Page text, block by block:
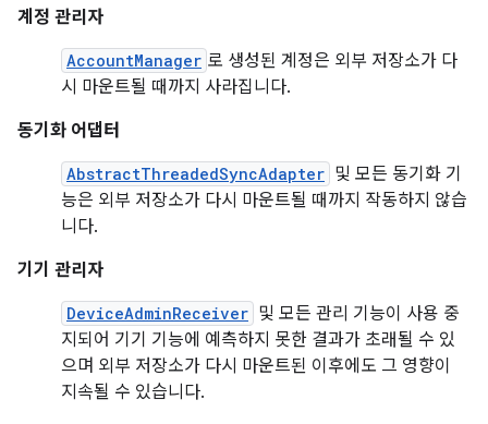
계정 관리자
AccountManager 로 생성된 계정은 외부 저장소가 다
시 마운트될 때까지 사라집니다.
동기화 어댑터
AbstractThreadedSyncAdapter 및 모든 동기화 기
능은 외부 저장소가 다시 마운트될 때까지 작동하지 않습
니다.
기기 관리자
DeviceAdminReceiver 및 모든 관리 기능이 사용 중
지되어 기기 기능에 예측하지 못한 결과가 초래될 수 있
으며 외부 저장소가 다시 마운트된 이후에도 그 영향이
지속될 수 있습니다.